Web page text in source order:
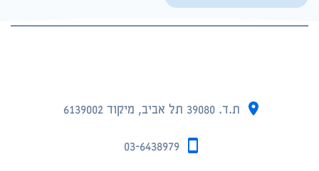
ת.ד. 39080 תל אביב, מיקוד 6139002
03-6438979